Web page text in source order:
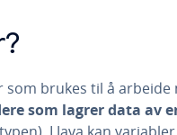
brukes til å arbeide
som lagrer data av